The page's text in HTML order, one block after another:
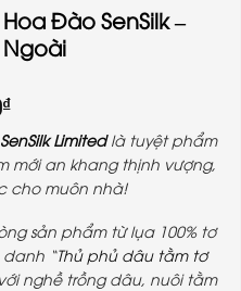
Đào SenSilk –
₫Giá
hiện
tại
là:
1.820.000₫.
SenSilk Limitedlà tuyệt phẩm
mới an khang thịnh vượng,
cho muôn nhà!
sản phẩm từ lụa 100% tơ
danh “Thủ phủ dâu tằm tơ
nghề trồng dâu, nuôi tằm